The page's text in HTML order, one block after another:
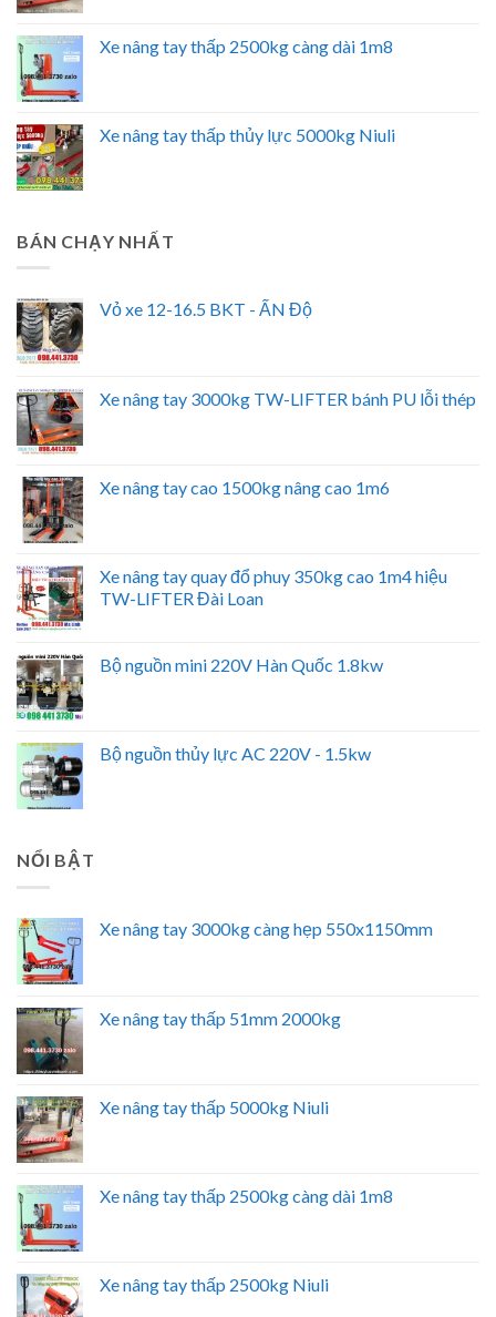
Xe nâng tay thấp 2500kg càng dài 1m8
Xe nâng tay thấp thủy lực 5000kg Niuli
BÁN CHẠY NHẤT
Vỏ xe 12-16.5 BKT - ẤN Độ
Xe nâng tay 3000kg TW-LIFTER bánh PU lỗi thép
Xe nâng tay cao 1500kg nâng cao 1m6
Xe nâng tay quay đổ phuy 350kg cao 1m4 hiệu
TW-LIFTER Đài Loan
Bộ nguồn mini 220V Hàn Quốc 1.8kw
Bộ nguồn thủy lực AC 220V - 1.5kw
NỔI BẬT
Xe nâng tay 3000kg càng hẹp 550x1150mm
Xe nâng tay thấp 51mm 2000kg
Xe nâng tay thấp 5000kg Niuli
Xe nâng tay thấp 2500kg càng dài 1m8
Xe nâng tay thấp 2500kg Niuli